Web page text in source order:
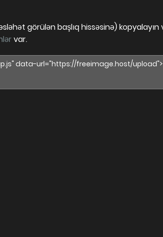
görülən başlıq hissəsinə) kopyalayın
var.